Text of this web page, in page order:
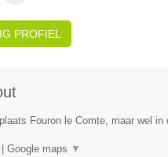
PROFIEL
Fouron le Comte, maar wel in
Google maps ▼